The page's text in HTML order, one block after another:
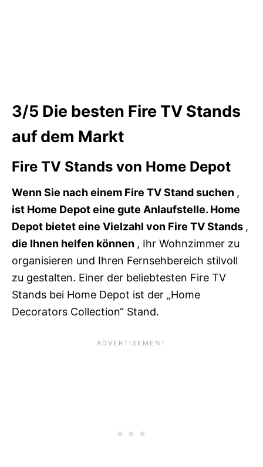
3/5 Die besten Fire TV Stands
auf dem Markt
Fire TV Stands von Home Depot
Wenn Sie nach einem Fire TV Stand suchen ,
ist Home Depot eine gute Anlaufstelle. Home
Depot bietet eine Vielzahl von Fire TV Stands ,
die Ihnen helfen können , Ihr Wohnzimmer zu
organisieren und Ihren Fernsehbereich stilvoll
zu gestalten. Einer der beliebtesten Fire TV
Stands bei Home Depot ist der „Home
Decorators Collection“ Stand.